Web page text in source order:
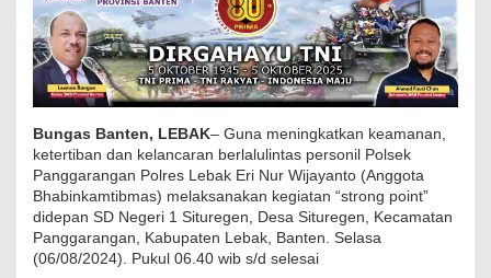
s
e
k
P
n
g
g
r
Bungas Banten, LEBAK– Guna meningkatkan keamanan,
ketertiban dan kelancaran berlalulintas personil Polsek
Panggarangan Polres Lebak Eri Nur Wijayanto (Anggota
Bhabinkamtibmas) melaksanakan kegiatan “strong point”
didepan SD Negeri 1 Situregen, Desa Situregen, Kecamatan
Panggarangan, Kabupaten Lebak, Banten. Selasa
(06/08/2024). Pukul 06.40 wib s/d selesai